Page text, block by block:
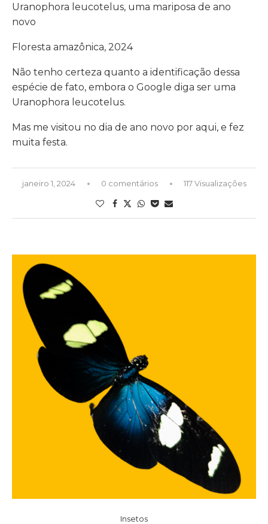
Uranophora leucotelus, uma mariposa de ano
novo
Floresta amazônica, 2024
Não tenho certeza quanto a identificação dessa
espécie de fato, embora o Google diga ser uma
Uranophora leucotelus.
Mas me visitou no dia de ano novo por aqui, e fez
muita festa.
janeiro 1, 2024 0 comentários 117 Visualizações
Insetos